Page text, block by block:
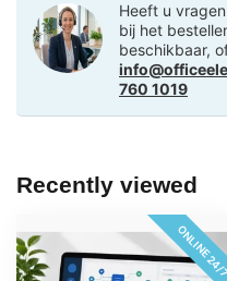
Heeft u
bij het
beschikbaar,
760 1019
Recently viewed
ONLINE